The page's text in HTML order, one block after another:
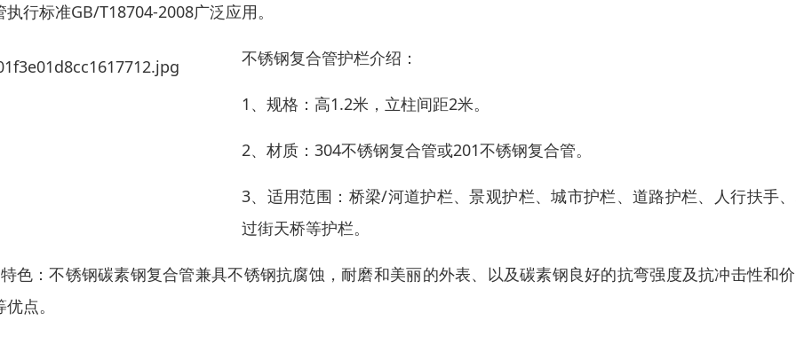
执行标准GB/T18704-2008广泛应用。
不锈钢复合管护栏介绍：
1、规格：高1.2米，立柱间距2米。
2、材质：304不锈钢复合管或201不锈钢复合管。
3、适用范围：桥梁/河道护栏、景观护栏、城市护栏、道路护栏、人行扶手
过街天桥等护栏。
色：不锈钢碳素钢复合管兼具不锈钢抗腐蚀，耐磨和美丽的外表、以及碳素钢良好的抗弯强度及抗冲击性和
点。